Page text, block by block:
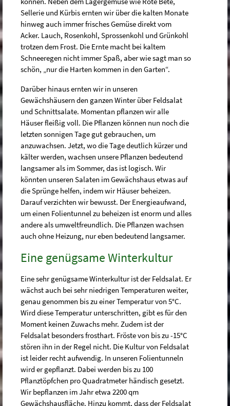
Sellerie und Kürbis ernten wir über die kalten Monate
hinweg auch immer frisches Gemüse direkt vom
Acker. Lauch, Rosenkohl, Sprossenkohl und Grünkohl
trotzen dem Frost. Die Ernte macht bei kaltem
Schneeregen nicht immer Spaß, aber wie sagt man so
schön, „nur die Harten kommen in den Garten“.
Darüber hinaus ernten wir in unseren
Gewächshäusern den ganzen Winter über Feldsalat
und Schnittsalate. Momentan pflanzen wir alle
Häuser fleißig voll. Die Pflanzen können nun noch die
letzten sonnigen Tage gut gebrauchen, um
anzuwachsen. Jetzt, wo die Tage deutlich kürzer und
kälter werden, wachsen unsere Pflanzen bedeutend
langsamer als im Sommer, das ist logisch. Wir
könnten unseren Salaten im Gewächshaus etwas auf
die Sprünge helfen, indem wir Häuser beheizen.
Darauf verzichten wir bewusst. Der Energieaufwand,
um einen Folientunnel zu beheizen ist enorm und alles
andere als umweltfreundlich. Die Pflanzen wachsen
auch ohne Heizung, nur eben bedeutend langsamer.
Eine genügsame Winterkultur
Eine sehr genügsame Winterkultur ist der Feldsalat. Er
wächst auch bei sehr niedrigen Temperaturen weiter,
genau genommen bis zu einer Temperatur von 5°C.
Wird diese Temperatur unterschritten, gibt es für den
Moment keinen Zuwachs mehr. Zudem ist der
Feldsalat besonders frosthart. Fröste von bis zu -15°C
stören ihn in der Regel nicht. Die Kultur von Feldsalat
ist leider recht aufwendig. In unseren Folientunneln
wird er gepflanzt. Dabei werden bis zu 100
Pflanztöpfchen pro Quadratmeter händisch gesetzt.
Wir bepflanzen im Jahr etwa 2200 qm
Gewächshausfläche. Hinzu kommt, dass der Feldsalat